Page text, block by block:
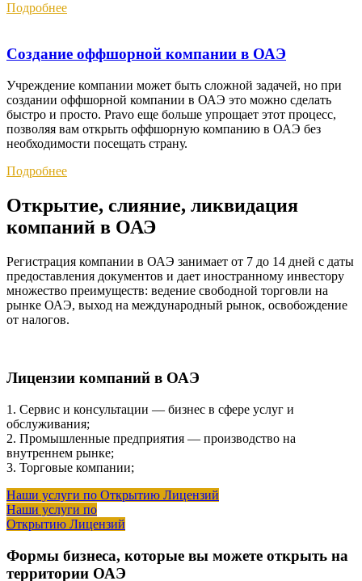
Подробнее
Создание оффшорной компании в ОАЭ
Учреждение компании может быть сложной задачей, но при
создании оффшорной компании в ОАЭ это можно сделать
быстро и просто. Pravo еще больше упрощает этот процесс,
позволяя вам открыть оффшорную компанию в ОАЭ без
необходимости посещать страну.
Подробнее
Открытие, слияние, ликвидация
компаний в ОАЭ
Регистрация компании в ОАЭ занимает от 7 до 14 дней с даты
предоставления документов и дает иностранному инвестору
множество преимуществ: ведение свободной торговли на
рынке ОАЭ, выход на международный рынок, освобождение
от налогов.
Лицензии компаний в ОАЭ
1. Сервис и консультации — бизнес в сфере услуг и
обслуживания;
2. Промышленные предприятия — производство на
внутреннем рынке;
3. Торговые компании;
Наши услуги по Открытию Лицензий
Наши услуги по
Открытию Лицензий
Формы бизнеса, которые вы можете открыть на
территории ОАЭ